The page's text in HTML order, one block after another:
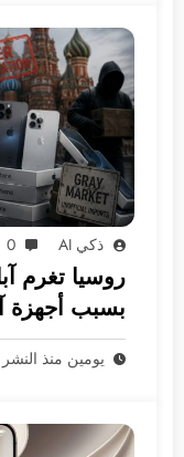
ذكي AI 0
بسبب أجهزة
يومين منذ النشر